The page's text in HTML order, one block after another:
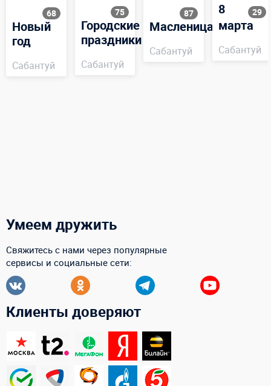
68
Новый
год
Сабантуй
75
Городские
праздники
Сабантуй
87
Масленица
Сабантуй
29
8
марта
Сабантуй
Умеем дружить
Свяжитесь с нами через популярные
сервисы и социальные сети:
Клиенты доверяют